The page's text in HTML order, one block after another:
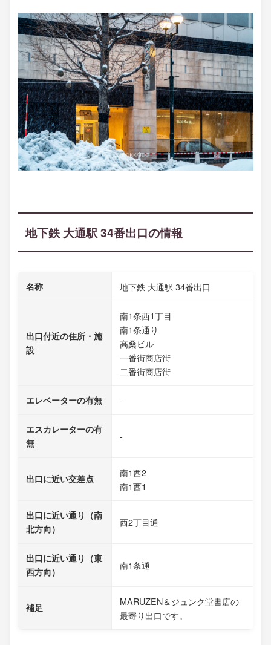
地下鉄 大通駅 34番出口の情報
名称 地下鉄 大通駅 34番出口
出口付近の住所・施
設
南1条西1丁目
南1条通り
高桑ビル
一番街商店街
二番街商店街
エレベーターの有無 -
エスカレーターの有
無
-
出口に近い交差点
南1西2
南1西1
出口に近い通り（南
北方向）
西2丁目通
出口に近い通り（東
西方向）
南1条通
補足
MARUZEN＆ジュンク堂書店の
最寄り出口です。